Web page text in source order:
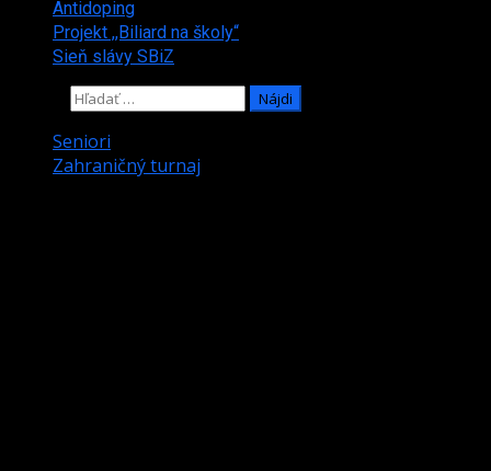
Antidoping
Projekt ,,Biliard na školy“
Sieň slávy SBiZ
Seniori
Zahraničný turnaj